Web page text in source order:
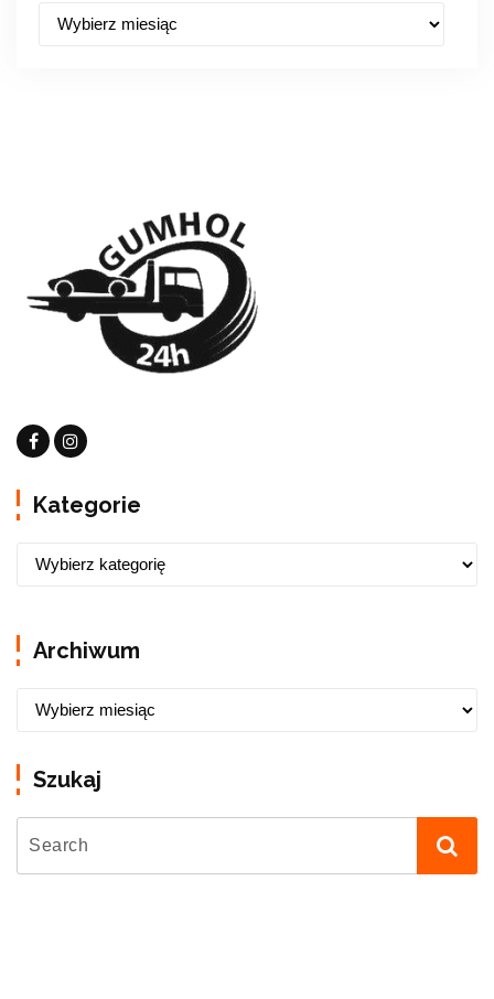
Kategorie
Archiwum
Szukaj